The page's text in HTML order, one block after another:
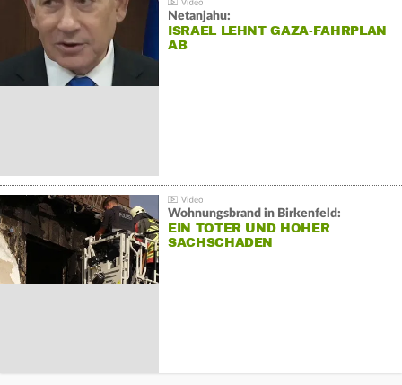
Netanjahu:
ISRAEL LEHNT GAZA-FAHRPLAN
AB
Wohnungsbrand in Birkenfeld:
EIN TOTER UND HOHER
SACHSCHADEN